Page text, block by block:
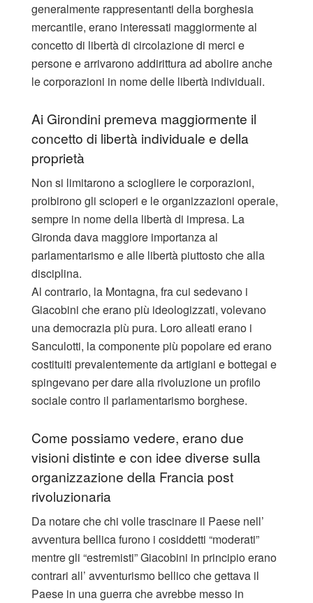
generalmente rappresentanti della borghesia
mercantile, erano interessati maggiormente al
concetto di libertà di circolazione di merci e
persone e arrivarono addirittura ad abolire anche
le corporazioni in nome delle libertà individuali.
Ai Girondini premeva maggiormente il
concetto di libertà individuale e della
proprietà
Non si limitarono a sciogliere le corporazioni,
proibirono gli scioperi e le organizzazioni operaie,
sempre in nome della libertà di impresa. La
Gironda dava maggiore importanza al
parlamentarismo e alle libertà piuttosto che alla
disciplina.
Al contrario, la Montagna, fra cui sedevano i
Giacobini che erano più ideologizzati, volevano
una democrazia più pura. Loro alleati erano i
Sanculotti, la componente più popolare ed erano
costituiti prevalentemente da artigiani e bottegai e
spingevano per dare alla rivoluzione un profilo
sociale contro il parlamentarismo borghese.
Come possiamo vedere, erano due
visioni distinte e con idee diverse sulla
organizzazione della Francia post
rivoluzionaria
Da notare che chi volle trascinare il Paese nell’
avventura bellica furono i cosiddetti “moderati”
mentre gli “estremisti” Giacobini in principio erano
contrari all’ avventurismo bellico che gettava il
Paese in una guerra che avrebbe messo in